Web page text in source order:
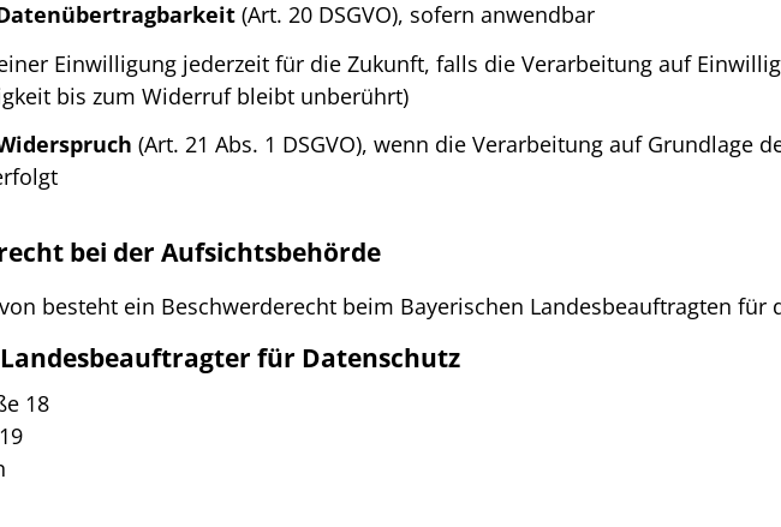
(Art. 20 DSGVO), sofern anwendbar
Einwilligung jederzeit für die Zukunft, falls die Verarbeitung auf
bis zum Widerruf bleibt unberührt)
(Art. 21 Abs. 1 DSGVO), wenn die Verarbeitung auf Grundlage
bei der Aufsichtsbehörde
besteht ein Beschwerderecht beim Bayerischen Landesbeauftragten für
für Datenschutz
18